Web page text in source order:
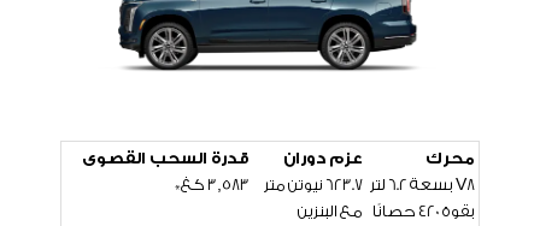
محرك
V8 بسعة 6.2 لتر
بقوة 420 حصانًا
عزم دوران
623.7 نيوتن متر
مع البنزين
قدرة السحب القصوى
3,583 كغ*